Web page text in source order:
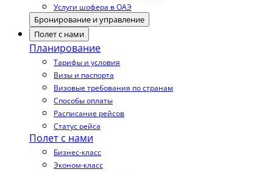
Услуги шофера в ОАЭ
Бронирование и управление
Полет с нами
Планирование
Тарифы и условия
Визы и паспорта
Визовые требования по странам
Способы оплаты
Расписание рейсов
Статус рейса
Полет с нами
Бизнес-класс
Эконом-класс